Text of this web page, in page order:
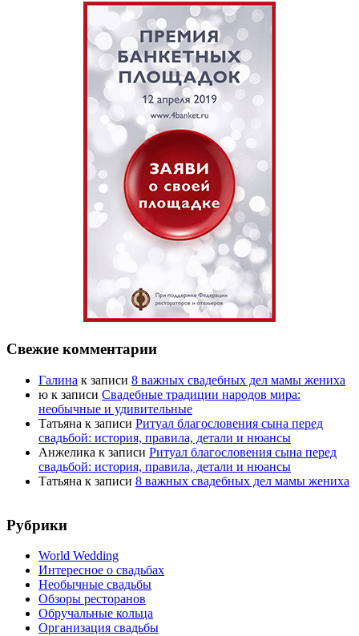
Свежие комментарии
Галина к записи 8 важных свадебных дел мамы жениха
ю к записи Свадебные традиции народов мира:
необычные и удивительные
Татьяна к записи Ритуал благословения сына перед
свадьбой: история, правила, детали и нюансы
Анжелика к записи Ритуал благословения сына перед
свадьбой: история, правила, детали и нюансы
Татьяна к записи 8 важных свадебных дел мамы жениха
Рубрики
World Wedding
Интересное о свадьбах
Необычные свадьбы
Обзоры ресторанов
Обручальные кольца
Организация свадьбы